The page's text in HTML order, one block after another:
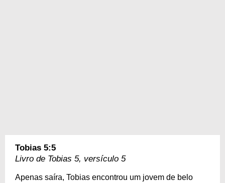
Tobias 5:5
Livro de Tobias 5, versículo 5
Apenas saíra, Tobias encontrou um jovem de belo